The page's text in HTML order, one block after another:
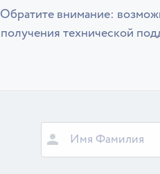
Обратите внимание:
получения технической